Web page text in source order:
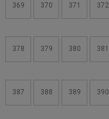
369 370 371 372
378 379 380 381
387 388 389 390